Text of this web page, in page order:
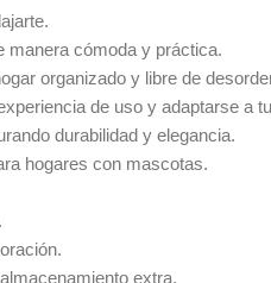
manera cómoda y práctica.
organizado y libre de
de uso y adaptarse a
durabilidad y elegancia.
hogares con mascotas.
extra.